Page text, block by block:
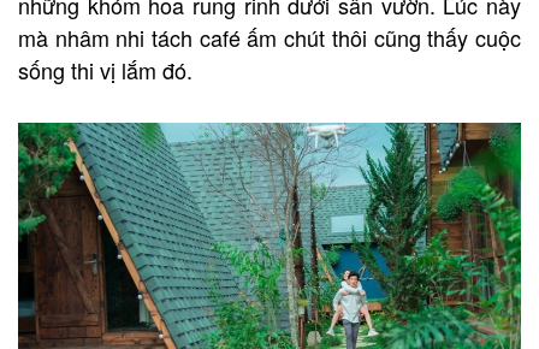
mà nhâm nhi tách café ấm chút thôi cũng thấy cuộc
sống thi vị lắm đó.